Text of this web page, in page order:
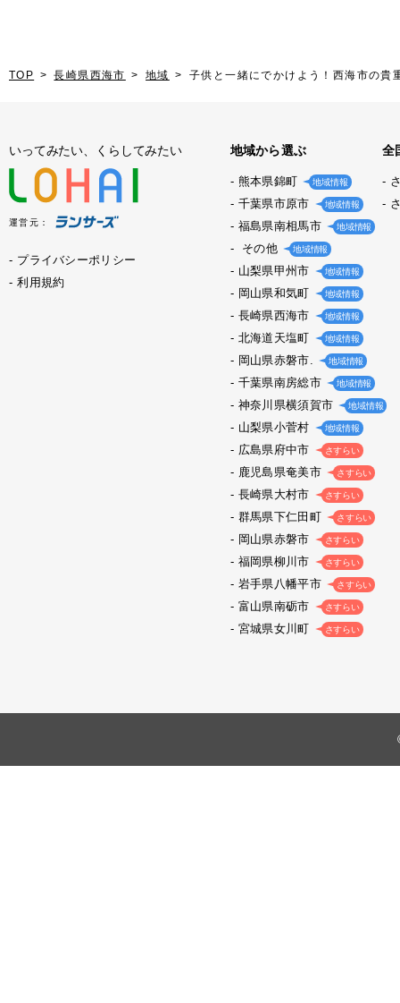
TOP 長崎県西海市 地域 子供と一緒にでかけよう！西海市の貴
いってみたい、くらしてみたい
運営元：
プライバシーポリシー
利用規約
地域から選ぶ
熊本県錦町 地域情報
千葉県市原市 地域情報
福島県南相馬市 地域情報
その他 地域情報
山梨県甲州市 地域情報
岡山県和気町 地域情報
長崎県西海市 地域情報
北海道天塩町 地域情報
岡山県赤磐市. 地域情報
千葉県南房総市 地域情報
神奈川県横須賀市 地域情報
山梨県小菅村 地域情報
広島県府中市 さすらい
鹿児島県奄美市 さすらい
長崎県大村市 さすらい
群馬県下仁田町 さすらい
岡山県赤磐市 さすらい
福岡県柳川市 さすらい
岩手県八幡平市 さすらい
富山県南砺市 さすらい
宮城県女川町 さすらい
全